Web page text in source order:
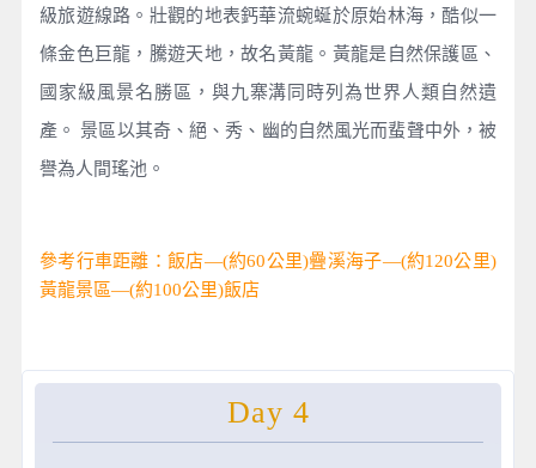
級旅遊線路。壯觀的地表鈣華流蜿蜒於原始林海，酷似一
條金色巨龍，騰遊天地，故名黃龍。黃龍是自然保護區、
國家級風景名勝區，與九寨溝同時列為世界人類自然遺
產。 景區以其奇、絕、秀、幽的自然風光而蜚聲中外，被
譽為人間瑤池。
參考行車距離：飯店—(約60公里)疊溪海子—(約120公里)
黃龍景區—(約100公里)飯店
Day 4